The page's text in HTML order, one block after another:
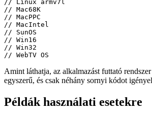
// Just to give you an idea, the
// are options for the legacy
//
// HP-UX
// Linux i686
// Linux armv7l
// Mac68K
// MacPPC
// SunOS
// Win16